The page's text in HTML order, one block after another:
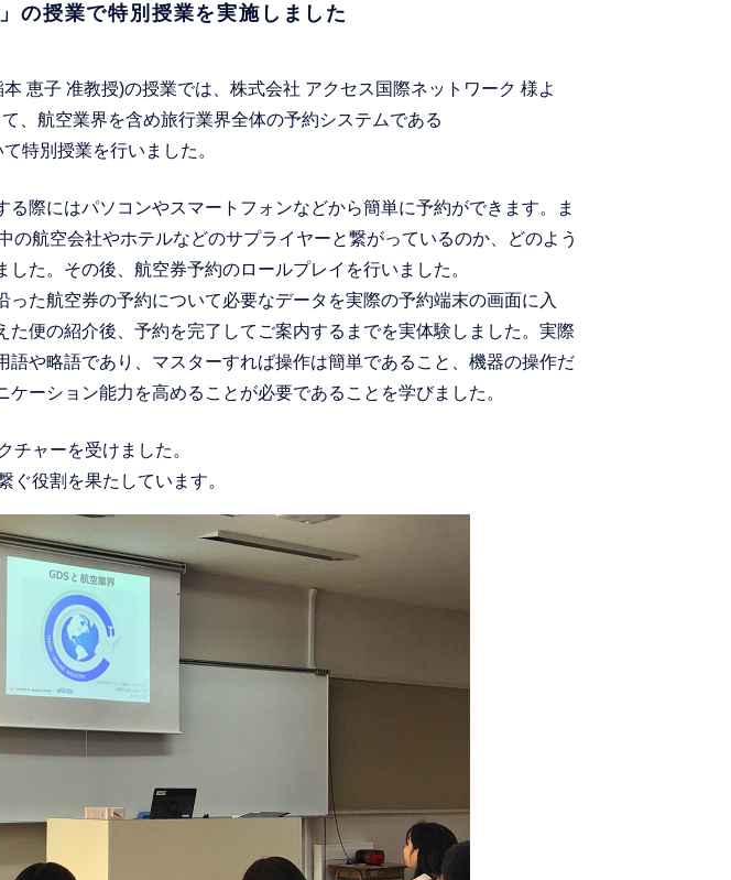
の授業で特別授業を実施しました
恵子 准教授)の授業では、株式会社 アクセス国際ネットワーク 様よ
、航空業界を含め旅行業界全体の予約システムである
特別授業を行いました。
際にはパソコンやスマートフォンなどから簡単に予約ができます。ま
の航空会社やホテルなどのサプライヤーと繋がっているのか、どのよう
た。その後、航空券予約のロールプレイを行いました。
た航空券の予約について必要なデータを実際の予約端末の画面に入
た便の紹介後、予約を完了してご案内するまでを実体験しました。実際
語や略語であり、マスターすれば操作は簡単であること、機器の操作だ
ーション能力を高めることが必要であることを学びました。
チャーを受けました。
ぐ役割を果たしています。